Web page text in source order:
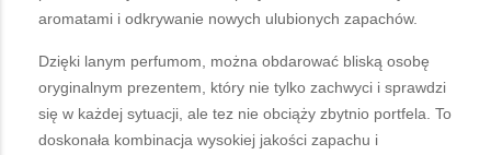
aromatami i odkrywanie nowych ulubionych zapachów.
Dzięki lanym perfumom, można obdarować bliską osobę
oryginalnym prezentem, który nie tylko zachwyci i sprawdzi
się w każdej sytuacji, ale tez nie obciąży zbytnio portfela. To
doskonała kombinacja wysokiej jakości zapachu i